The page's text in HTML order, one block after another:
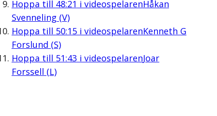
Hoppa till 48:21 i videospelarenHåkan
Svenneling (V)
Hoppa till 50:15i videospelarenKenneth G
Forslund (S)
Hoppa till 51:43 i videospelarenJoar
Forssell (L)